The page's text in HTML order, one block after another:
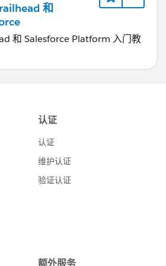
和
和 Salesforce Platform 入门教